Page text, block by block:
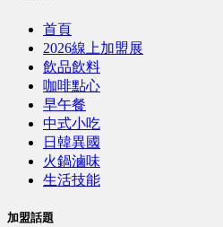
首頁
2026線上加盟展
飲品飲料
咖啡點心
早午餐
中式小吃
日韓異國
火鍋滷味
生活技能
加盟話題